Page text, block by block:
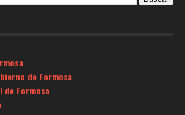
de Formosa
de Formosa